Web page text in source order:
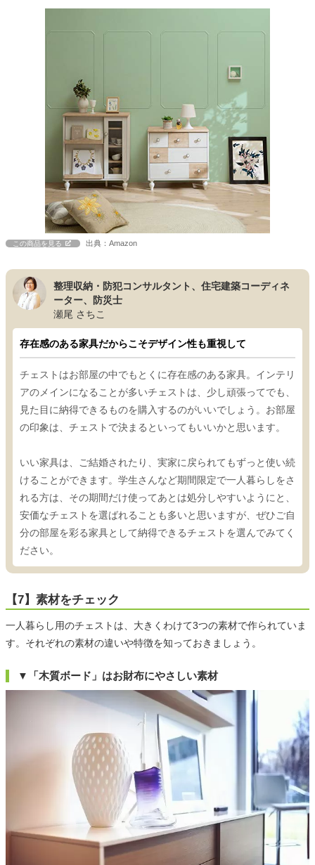
この商品を見る 出典：Amazon
整理収納・防犯コンサルタント、住宅建築コーディネ
ーター、防災士
瀬尾 さちこ
存在感のある家具だからこそデザイン性も重視して
チェストはお部屋の中でもとくに存在感のある家具。インテリ
アのメインになることが多いチェストは、少し頑張ってでも、
見た目に納得できるものを購入するのがいいでしょう。お部屋
の印象は、チェストで決まるといってもいいかと思います。
いい家具は、ご結婚されたり、実家に戻られてもずっと使い続
けることができます。学生さんなど期間限定で一人暮らしをさ
れる方は、その期間だけ使ってあとは処分しやすいようにと、
安価なチェストを選ばれることも多いと思いますが、ぜひご自
分の部屋を彩る家具として納得できるチェストを選んでみてく
ださい。
【7】素材をチェック
一人暮らし用のチェストは、大きくわけて3つの素材で作られていま
す。それぞれの素材の違いや特徴を知っておきましょう。
▼「木質ボード」はお財布にやさしい素材